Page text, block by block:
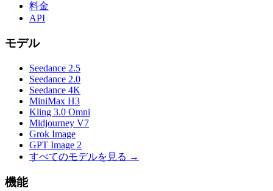
料金
API
モデル
Seedance 2.5
Seedance 2.0
Seedance 4K
MiniMax H3
Kling 3.0 Omni
Midjourney V7
Grok Image
GPT Image 2
すべてのモデルを見る →
機能